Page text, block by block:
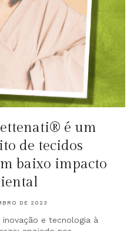
é um
de tecidos
baixo impacto
DE 2023
e tecnologia à